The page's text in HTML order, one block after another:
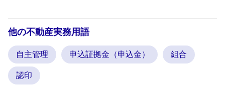
他の不動産実務用語
自主管理 申込証拠金（申込金） 組合
認印